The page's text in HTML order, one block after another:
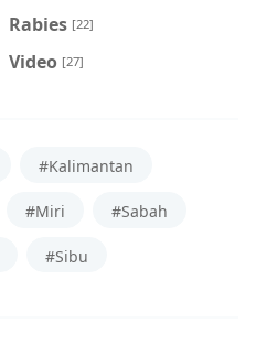
Rabies [22]
Video [27]
#Kalimantan
#Miri #Sabah
#Sibu